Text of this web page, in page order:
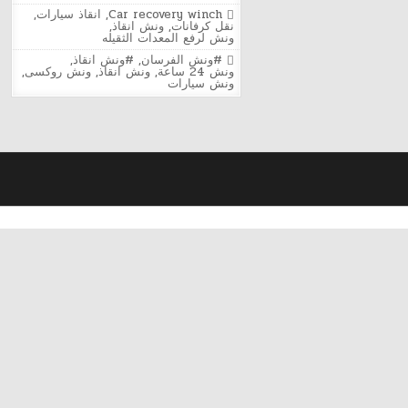
ونش
إنقاذ
الفرسان
في
روكسي
24
ساعة
سحب
الجديدة
Posted
in
Car recovery winch
, انقاذ سيارات,
نقل كرفانات, ونش انقاذ,
ونش لرفع المعدات الثقيله
Tagged
#ونش الفرسان, #ونش انقاذ,
ونش 24 ساعة , ونش انقاذ, ونش روكسى,
ونش سيارات